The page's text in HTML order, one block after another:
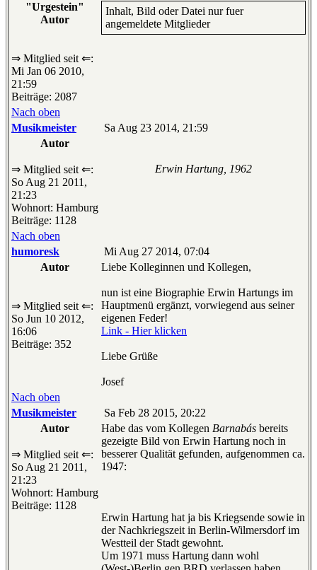
"Urgestein"
Autor
⇒ Mitglied seit ⇐:
Mi Jan 06 2010,
21:59
Beiträge: 2087
Inhalt, Bild oder Datei nur fuer
angemeldete Mitglieder
Nach oben
Musikmeister
Sa Aug 23 2014, 21:59
Autor
⇒ Mitglied seit ⇐:
So Aug 21 2011,
21:23
Wohnort: Hamburg
Beiträge: 1128
Erwin Hartung, 1962
Nach oben
humoresk
Mi Aug 27 2014, 07:04
Autor
⇒ Mitglied seit ⇐:
So Jun 10 2012,
16:06
Beiträge: 352
Liebe Kolleginnen und Kollegen,
nun ist eine Biographie Erwin Hartungs im
Hauptmenü ergänzt, vorwiegend aus seiner
eigenen Feder!
Link - Hier klicken
Liebe Grüße
Josef
Nach oben
Musikmeister
Sa Feb 28 2015, 20:22
Autor
⇒ Mitglied seit ⇐:
So Aug 21 2011,
21:23
Wohnort: Hamburg
Beiträge: 1128
Habe das vom Kollegen Barnabás bereits
gezeigte Bild von Erwin Hartung noch in
besserer Qualität gefunden, aufgenommen ca.
1947:
Erwin Hartung hat ja bis Kriegsende sowie in
der Nachkriegszeit in Berlin-Wilmersdorf im
Westteil der Stadt gewohnt.
Um 1971 muss Hartung dann wohl